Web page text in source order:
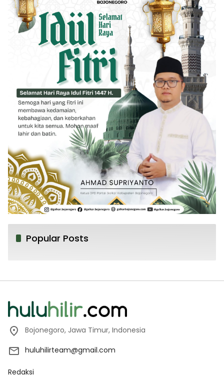
Popular Posts
Bojonegoro, Jawa Timur, Indonesia
huluhilirteam@gmail.com
Redaksi